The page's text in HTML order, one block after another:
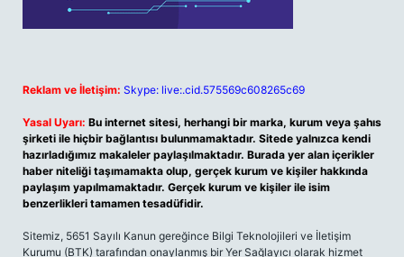
Reklam ve İletişim: Skype: live:.cid.575569c608265c69
Yasal Uyarı: Bu internet sitesi, herhangi bir marka, kurum veya şahıs
şirketi ile hiçbir bağlantısı bulunmamaktadır. Sitede yalnızca kendi
hazırladığımız makaleler paylaşılmaktadır. Burada yer alan içerikler
haber niteliği taşımamakta olup, gerçek kurum ve kişiler hakkında
paylaşım yapılmamaktadır. Gerçek kurum ve kişiler ile isim
benzerlikleri tamamen tesadüfidir.
Sitemiz, 5651 Sayılı Kanun gereğince Bilgi Teknolojileri ve İletişim
Kurumu (BTK) tarafından onaylanmış bir Yer Sağlayıcı olarak hizmet